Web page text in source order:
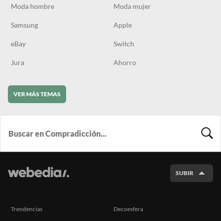
Moda hombre Moda mujer
Samsung Apple
eBay Switch
Jura Ahorro
VER MÁS TEMAS
SUBIR
Trendencias Decoesfera